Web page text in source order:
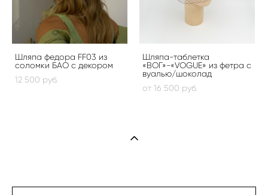
Шляпа федора FF03 из
соломки БАО с декором
12 500 pуб.
Шляпа-таблетка
«ВОГ»-«VOGUE» из фетра с
вуалью/шоколад
от 16 500 pуб.